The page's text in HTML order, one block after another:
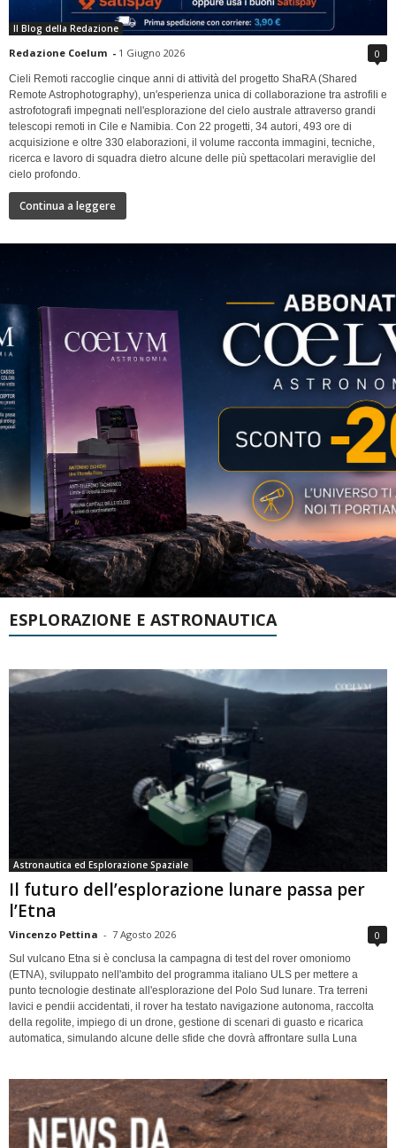
Il Blog della Redazione
Redazione Coelum - 1 Giugno 2026 0
Cieli Remoti raccoglie cinque anni di attività del progetto ShaRA (Shared
Remote Astrophotography), un'esperienza unica di collaborazione tra astrofili e
astrofotografi impegnati nell'esplorazione del cielo australe attraverso grandi
telescopi remoti in Cile e Namibia. Con 22 progetti, 34 autori, 493 ore di
acquisizione e oltre 330 elaborazioni, il volume racconta immagini, tecniche,
ricerca e lavoro di squadra dietro alcune delle più spettacolari meraviglie del
cielo profondo.
Continua a leggere
ESPLORAZIONE E ASTRONAUTICA
Astronautica ed Esplorazione Spaziale
Il futuro dell’esplorazione lunare passa per
l’Etna
Vincenzo Pettina - 7 Agosto 2026 0
Sul vulcano Etna si è conclusa la campagna di test del rover omoniomo
(ETNA), sviluppato nell'ambito del programma italiano ULS per mettere a
punto tecnologie destinate all'esplorazione del Polo Sud lunare. Tra terreni
lavici e pendii accidentati, il rover ha testato navigazione autonoma, raccolta
della regolite, impiego di un drone, gestione di scenari di guasto e ricarica
automatica, simulando alcune delle sfide che dovrà affrontare sulla Luna